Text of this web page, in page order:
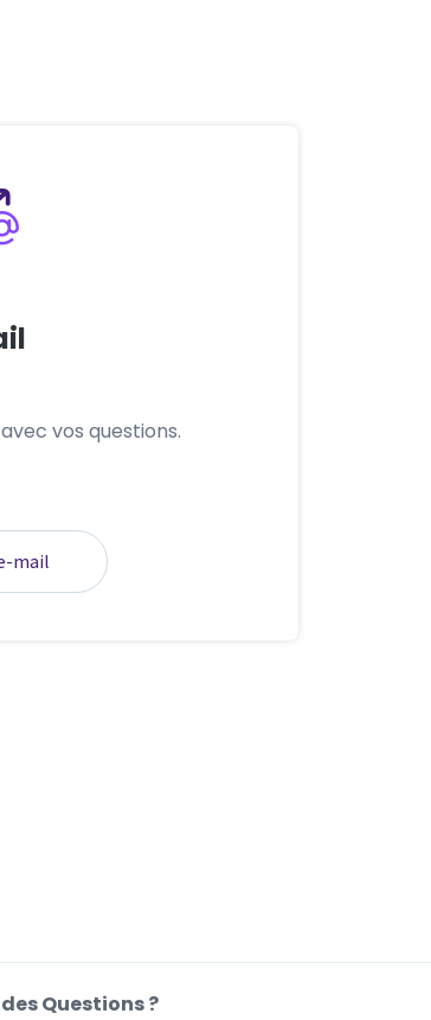
vos questions.
mail
Questions ?